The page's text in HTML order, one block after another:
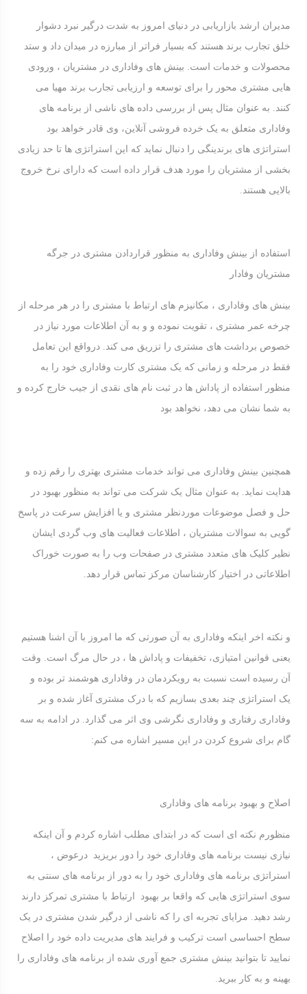
مدیران ارشد بازاریابی در دنیای امروز به شدت درگیر نبرد دشوار
خلق تجارب برند هستند که بسیار فراتر از مبارزه در میدان داد و ستد
محصولات و خدمات است. بینش های وفاداری در مشتریان ، ورودی
هایی مشتری محور را برای توسعه و ارزیابی تجارب برند مهیا می
کنند. به عنوان مثال پس از بررسی داده های ناشی از برنامه های
وفاداری متعلق به یک خرده فروشی آنلاین، وی قادر خواهد بود
استراتژی های برندینگی را دنبال نماید که این استراتژی ها تا حد زیادی
بخشی از مشتریان را مورد هدف قرار داده است که دارای نرخ خروج
بالایی هستند.
استفاده از بینش وفاداری به منظور قراردادن مشتری در جرگه
مشتریان وفادار
بینش های وفاداری ، مکانیزم های ارتباط با مشتری را در هر مرحله از
چرخه عمر مشتری ، تقویت نموده و و به آن اطلاعات مورد نیاز در
خصوص برداشت های مشتری را تزریق می کند. درواقع این تعامل
فقط در مرحله و زمانی که یک مشتری کارت وفاداری خود را به
منظور استفاده از پاداش ها در ثبت نام های نقدی از جیب خارج کرده و
به شما نشان می دهد، نخواهد بود
همچنین بینش وفاداری می تواند خدمات مشتری بهتری را رقم زده و
هدایت نماید. به عنوان مثال یک شرکت می تواند به منظور بهبود در
حل و فصل موضوعات موردنظر مشتری و یا افزایش سرعت در پاسخ
گویی به سوالات مشتریان ، اطلاعات فعالیت های وب گردی ایشان
نظیر کلیک های متعدد مشتری در صفحات وب را به صورت خوراک
اطلاعاتی در اختیار کارشناسان مرکز تماس قرار دهد.
و نکته اخر اینکه وفاداری به آن صورتی که ما امروز با آن اشنا هستیم
یعنی قوانین امتیازی، تخفیفات و پاداش ها ، در حال مرگ است. وقت
آن رسیده است نسبت به رویکردمان در وفاداری هوشمند تر بوده و
یک استراتژی چند بعدی بسازیم که با درک مشتری آغاز شده و بر
وفاداری رفتاری و وفاداری نگرشی وی اثر می گذارد. در ادامه به سه
گام برای شروع کردن در این مسیر اشاره می کنم:
اصلاح و بهبود برنامه های وفاداری
منظورم نکته ای است که در ابتدای مطلب اشاره کردم و آن اینکه
نیازی نیست برنامه های وفاداری خود را دور بریزید درعوض ،
استراتژی برنامه های وفاداری خود را به دور از برنامه های سنتی به
سوی استراتژی هایی که واقعا بر بهبود ارتباط با مشتری تمرکز دارند
رشد دهید. مزایای تجربه ای را که ناشی از درگیر شدن مشتری در یک
سطح احساسی است ترکیب و فرایند های مدیریت داده خود را اصلاح
نمایید تا بتوانید بینش مشتری جمع آوری شده از برنامه های وفاداری را
بهینه و به کار ببرید.